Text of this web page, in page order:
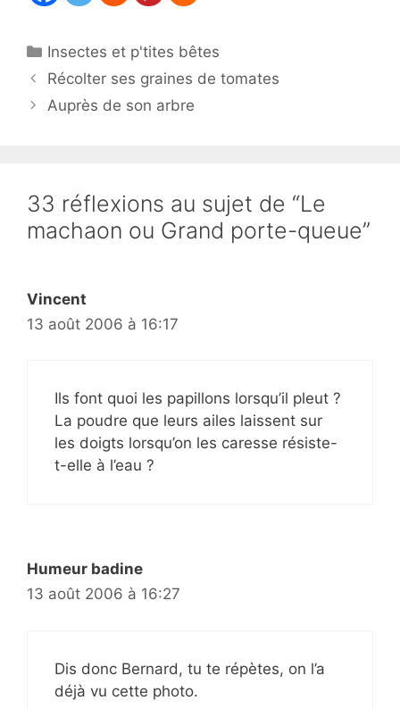
Catégories
Insectes et p'tites bêtes
Récolter ses graines de tomates
Auprès de son arbre
33 réflexions au sujet de “Le
machaon ou Grand porte-queue”
Vincent
13 août 2006 à 16:17
Ils font quoi les papillons lorsqu’il pleut ?
La poudre que leurs ailes laissent sur
les doigts lorsqu’on les caresse résiste-
t-elle à l’eau ?
Humeur badine
13 août 2006 à 16:27
Dis donc Bernard, tu te répètes, on l’a
déjà vu cette photo.